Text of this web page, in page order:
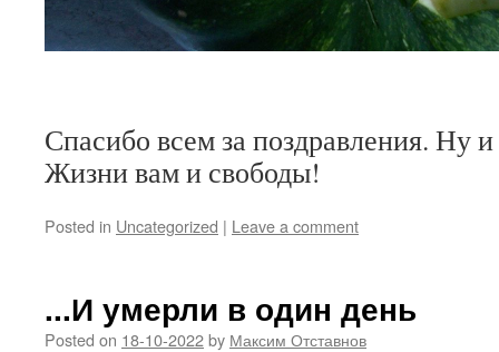
Спасибо всем за поздравления. Ну
Жизни вам и свободы!
Posted in Uncategorized | Leave a comment
...И умерли в один день
Posted on 18-10-2022by Максим Отставнов